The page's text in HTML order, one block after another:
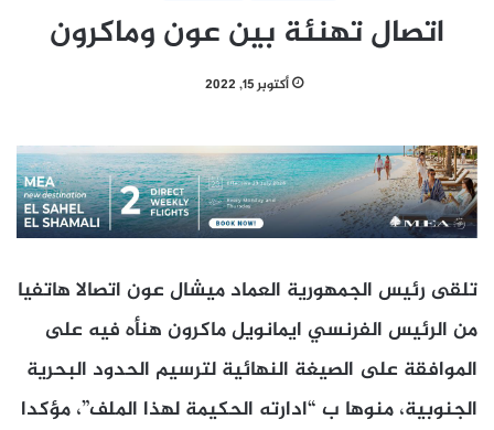
اتصال تهنئة بين عون وماكرون
أكتوبر 15, 2022
تلقى رئيس الجمهورية العماد ميشال عون اتصالا هاتفيا
من الرئيس الفرنسي ايمانويل ماكرون هنأه فيه على
الموافقة على الصيغة النهائية لترسيم الحدود البحرية
الجنوبية، منوها ب “ادارته الحكيمة لهذا الملف”، مؤكدا